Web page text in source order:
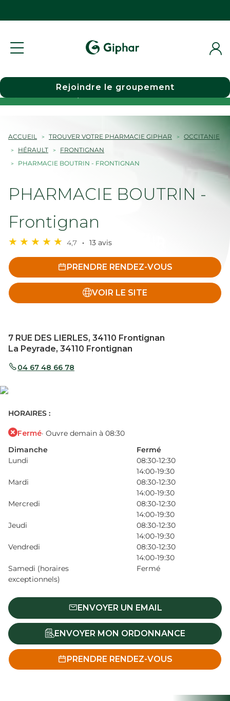
Choisir une pharmacie
Rejoindre le groupement
ACCUEIL TROUVER VOTRE PHARMACIE GIPHAR
OCCITANIE
HÉRAULT
FRONTIGNAN
PHARMACIE BOUTRIN - FRONTIGNAN
PHARMACIE BOUTRIN -
Frontignan
4,7 13 avis
PRENDRE RENDEZ-VOUS
VOIR LE SITE
7 RUE DES LIERLES, 34110 Frontignan
La Peyrade, 34110 Frontignan
04 67 48 66 78
HORAIRES :
Fermé· Ouvre demain à 08:30
Dimanche
Fermé
Lundi
08:30-12:30
14:00-19:30
Mardi
08:30-12:30
14:00-19:30
Mercredi
08:30-12:30
14:00-19:30
Jeudi
08:30-12:30
14:00-19:30
Vendredi
08:30-12:30
14:00-19:30
Samedi (horaires
exceptionnels)
Fermé
ENVOYER UN EMAIL
ENVOYER MON ORDONNANCE
PRENDRE RENDEZ-VOUS